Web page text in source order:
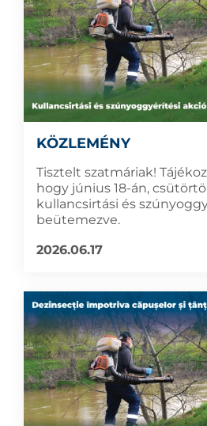
KÖZLEMÉNY
Tisztelt szatmáriak!
hogy június 18-án,
kullancsirtási és
beütemezve.
2026.06.17